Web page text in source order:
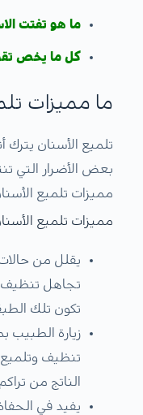
ما هو تفتت
كل ما يخص
ما مميزات
تلميع الأسنان يترك
بعض الأضرار التي
مميزات تلميع
مميزات تلميع
يقلل من
تجاهل تنظيف
تكون تلك
زيارة
تنظيف وتلميع
الناتج من
يفيد في